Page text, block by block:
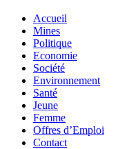
Accueil
Mines
Politique
Economie
Société
Environnement
Santé
Jeune
Femme
Offres d’Emploi
Contact